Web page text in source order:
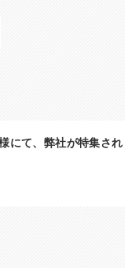
にて、弊社が特集され